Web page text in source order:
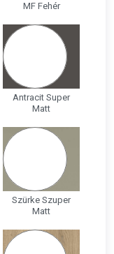
MF Fehér
Antracit Super
Matt
Szürke Szuper
Matt